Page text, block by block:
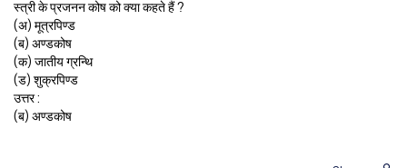
स्त्री के प्रजनन कोष को क्या कहते हैं ?
(अ) मूत्रपिण्ड
(ब) अण्डकोष
(क) जातीय ग्रन्थि
(ड) शुक्रपिण्ड
उत्तर :
(ब) अण्डकोष